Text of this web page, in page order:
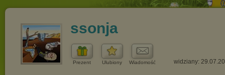
ssonja
Prezent Ulubiony Wiadomość widziany: